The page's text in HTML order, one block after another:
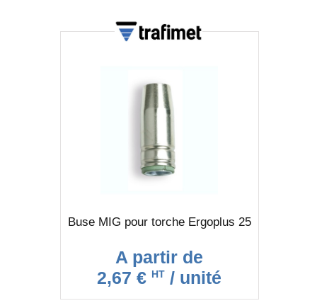
Buse MIG pour torche Ergoplus 25
A partir de
2,67 € HT / unité